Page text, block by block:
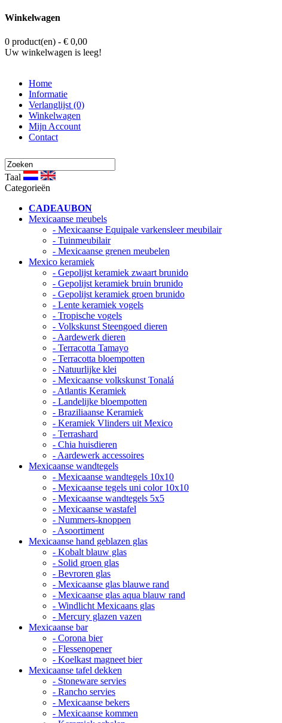
Winkelwagen
0 product(en) - € 0,00
Uw winkelwagen is leeg!
Home
Informatie
Verlanglijst (0)
Winkelwagen
Mijn Account
Contact
Taal
Categorieën
CADEAUBON
Mexicaanse meubels
- Mexicaanse Equipale varkensleer meubilair
- Tuinmeubilair
- Mexicaanse grenen meubelen
Mexico keramiek
- Gepolijst keramiek zwaart brunido
- Gepolijst keramiek bruin brunido
- Gepolijst keramiek groen brunido
- Lente keramiek vogels
- Tropische vogels
- Volkskunst Steengoed dieren
- Aardewerk dieren
- Terracotta Tamayo
- Terracotta bloempotten
- Natuurlijke klei
- Mexicaanse volkskunst Tonalá
- Atlantis Keramiek
- Landelijke bloempotten
- Braziliaanse Keramiek
- Keramiek Vlinders uit Mexico
- Terrashard
- Chia huisdieren
- Aardewerk accessoires
Mexicaanse wandtegels
- Mexicaanse wandtegels 10x10
- Mexicaanse tegels uni color 10x10
- Mexicaanse wandtegels 5x5
- Mexicaanse wastafel
- Nummers-knoppen
- Asoortiment
Mexicaanse hand geblazen glas
- Kobalt blauw glas
- Solid groen glas
- Bevroren glas
- Mexicaanse glas blauwe rand
- Mexicaanse glas aqua blauw rand
- Windlicht Mexicaans glas
- Mercury glazen vazen
Mexicaanse bar
- Corona bier
- Flessenopener
- Koelkast magneet bier
Mexicaanse tafel dekken
- Stoneware servies
- Rancho servies
- Mexicaanse bekers
- Mexicaanse kommen